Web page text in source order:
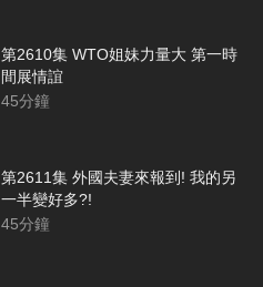
第2610集 WTO姐妹力量大 第一時
間展情誼
45分鐘
第2611集 外國夫妻來報到! 我的另
一半變好多?!
45分鐘